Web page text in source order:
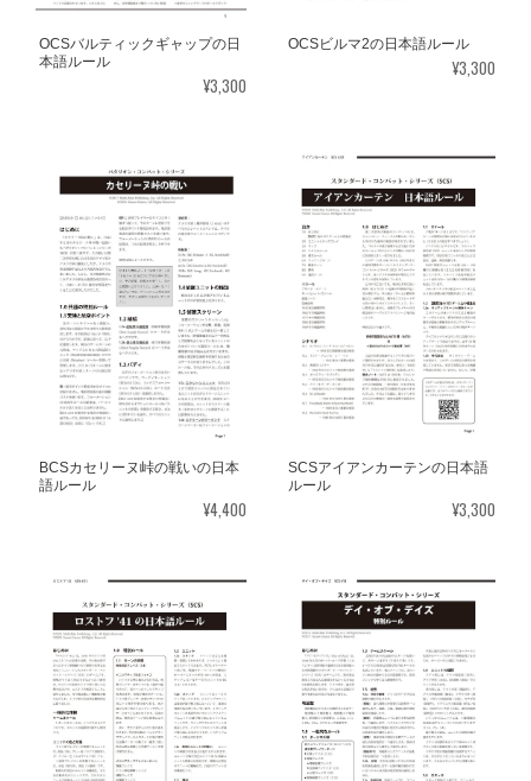
OCSバルティックギャップの日
本語ルール
¥3,300
OCSビルマ2の日本語ルール
¥3,300
BCSカセリーヌ峠の戦いの日本
語ルール
¥4,400
SCSアイアンカーテンの日本語
ルール
¥3,300